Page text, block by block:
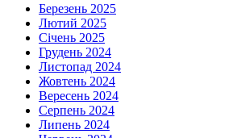
Березень 2025
Лютий 2025
Січень 2025
Грудень 2024
Листопад 2024
Жовтень 2024
Вересень 2024
Серпень 2024
Липень 2024